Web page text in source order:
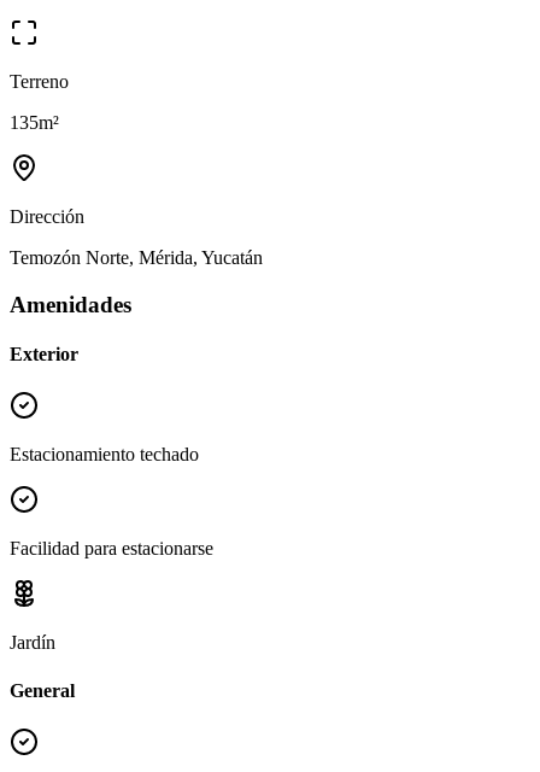
Terreno
135m²
Dirección
Temozón Norte, Mérida, Yucatán
Amenidades
Exterior
Estacionamiento techado
Facilidad para estacionarse
Jardín
General